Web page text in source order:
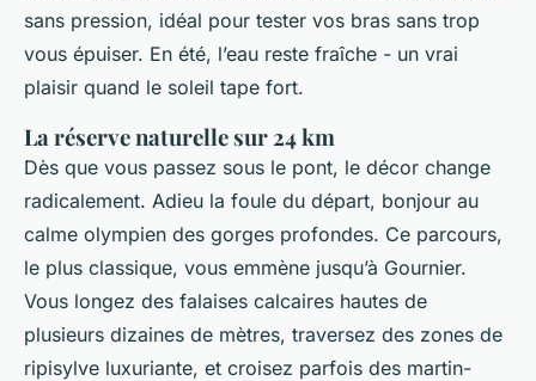
sans pression, idéal pour tester vos bras sans trop
vous épuiser. En été, l’eau reste fraîche - un vrai
plaisir quand le soleil tape fort.
La réserve naturelle sur 24 km
Dès que vous passez sous le pont, le décor change
radicalement. Adieu la foule du départ, bonjour au
calme olympien des gorges profondes. Ce parcours,
le plus classique, vous emmène jusqu’à Gournier.
Vous longez des falaises calcaires hautes de
plusieurs dizaines de mètres, traversez des zones de
ripisylve luxuriante, et croisez parfois des martin-